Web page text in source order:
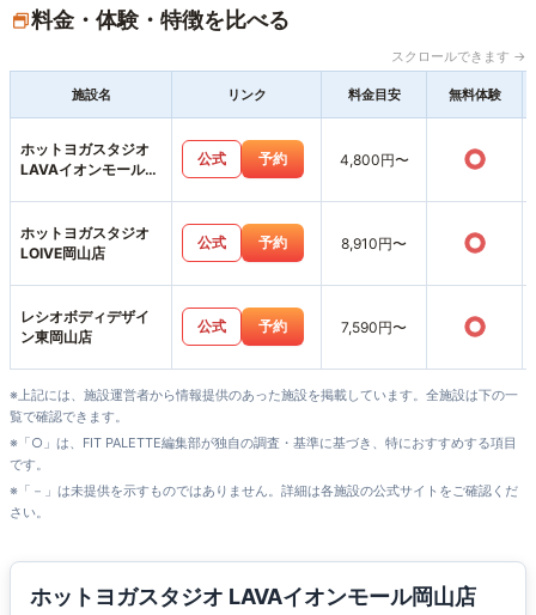
料金・体験・特徴を比べる
スクロールできます →
施設名 リンク 料金目安 無料体験
ホットヨガスタジオ
LAVAイオンモール岡
公式 予約 4,800円〜 ○
ホットヨガスタジオ
LOIVE岡山店
公式 予約 8,910円〜 ○
レシオボディデザイ
ン東岡山店
公式 予約 7,590円〜 ○
※上記には、施設運営者から情報提供のあった施設を掲載しています。全施設は下の一
覧で確認できます。
※「○」は、FIT PALETTE編集部が独自の調査・基準に基づき、特におすすめする項目
です。
※「－」は未提供を示すものではありません。詳細は各施設の公式サイトをご確認くだ
さい。
ホットヨガスタジオ LAVAイオンモール岡山店